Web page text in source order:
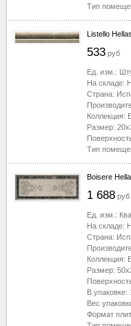
Тип
Listello Hellas
533 руб
Ед. изм.:
На складе:
Страна:
Коллекция:
Размер:
Тип
Boisere
1 688 руб
Ед. изм.:
На складе:
Страна:
Коллекция:
Размер:
В упаковке:
Вес
Формат